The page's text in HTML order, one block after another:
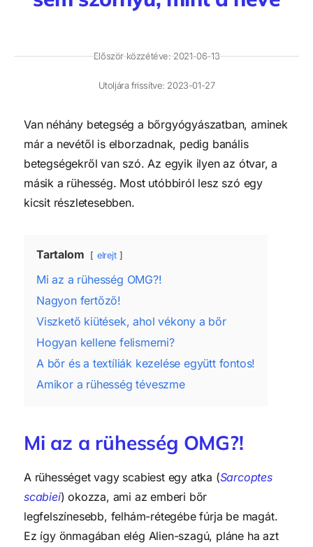
Először közzétéve: 2021-06-13
Utoljára frissítve: 2023-01-27
Van néhány betegség a bőrgyógyászatban, aminek
már a nevétől is elborzadnak, pedig banális
betegségekről van szó. Az egyik ilyen az ótvar, a
másik a rühesség. Most utóbbiról lesz szó egy
kicsit részletesebben.
Tartalom elrejt
Mi az a rühesség OMG?!
Nagyon fertőző!
Viszkető kiütések, ahol vékony a bőr
Hogyan kellene felismerni?
A bőr és a textíliák kezelése együtt fontos!
Amikor a rühesség téveszme
Mi az a rühesség OMG?!
A rühességet vagy scabiest egy atka (Sarcoptes
scabiei) okozza, ami az emberi bőr
legfelszínesebb, felhám-rétegébe fúrja be magát.
Ez így önmagában elég Alien-szagú, pláne ha azt